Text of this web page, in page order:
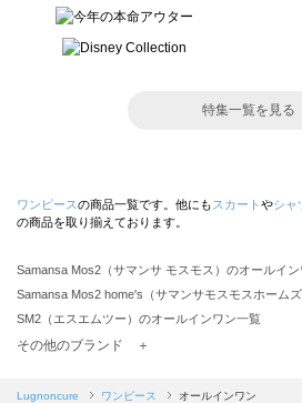
特集一覧を見る
ワンピースの商品一覧です。他にも スカート やシャ
の商品を取り揃えております。
Samansa Mos2（サマンサ モスモス）のオールイ
Samansa Mos2 home's（サマンサモスモスホーム
SM2（エスエムツー）のオールインワン一覧
Samansa Mos2 blue（サマンサモスモス ブルー）の
その他のブランド ＋
Lugnoncure ワンピース オールインワン